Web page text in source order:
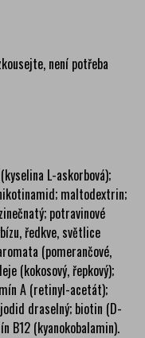
není potřeba
L-askorbová);
maltodextrin;
potravinové
ředkve, světlice
(pomerančové,
(kokosový, řepkový);
A (retinyl-acetát);
draselný; biotin (D-
B12 (kyanokobalamin).